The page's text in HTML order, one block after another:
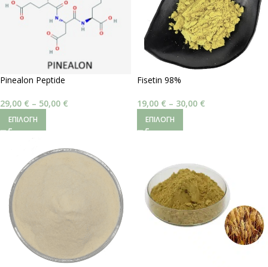
Pinealon Peptide
29,00 € – 50,00 €
ΕΠΙΛΟΓΉ
Fisetin 98%
19,00 € – 30,00 €
ΕΠΙΛΟΓΉ